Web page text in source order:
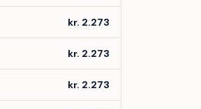
kr. 2.273
kr. 2.273
kr. 2.273